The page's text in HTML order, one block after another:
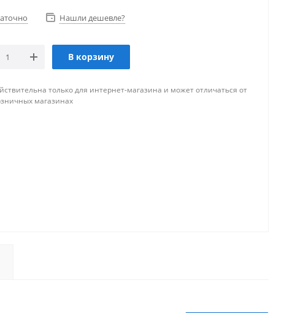
Нашли дешевле?
В корзину
только для интернет-магазина и может отличаться от
магазинах